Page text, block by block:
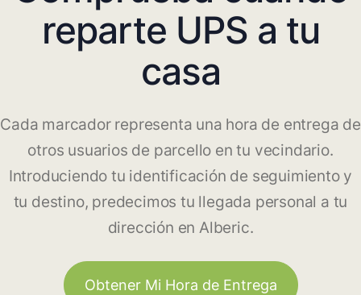
reparte UPS a tu
casa
Cada marcador representa una hora de entrega de
otros usuarios de parcello en tu vecindario.
Introduciendo tu identificación de seguimiento y
tu destino, predecimos tu llegada personal a tu
dirección en Alberic.
Obtener Mi Hora de Entrega